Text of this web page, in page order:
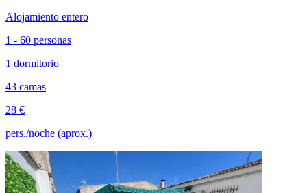
Alojamiento entero
1 - 60 personas
1 dormitorio
43 camas
28 €
pers./noche (aprox.)